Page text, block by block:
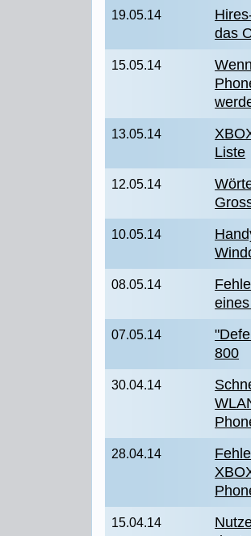
19.05.14
das
15.05.14
13.05.14
Liste
12.05.14
10.05.14
08.05.14
07.05.14
800
30.04.14
28.04.14
15.04.14